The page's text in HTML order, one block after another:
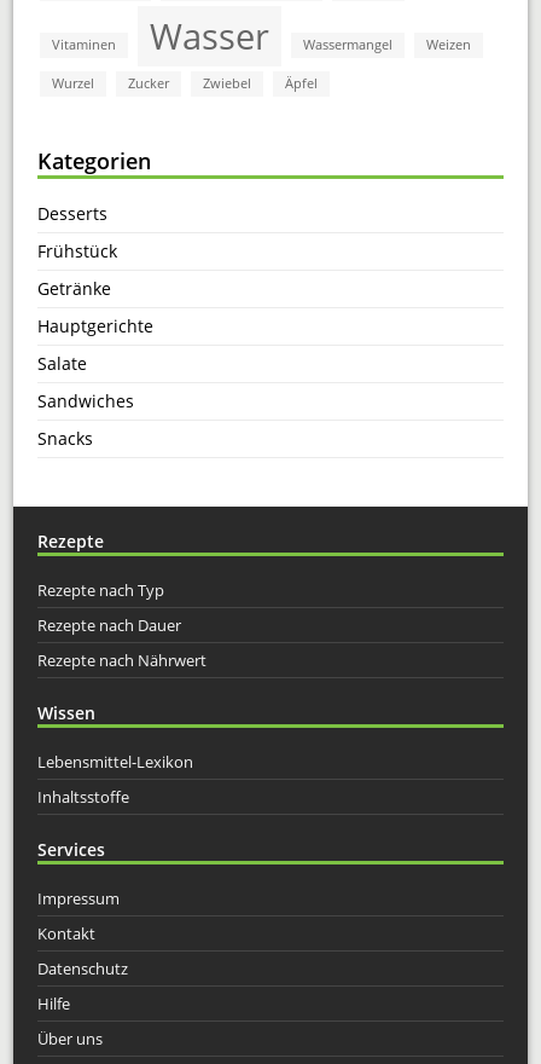
Vitaminen Wasser Wassermangel Weizen
Wurzel Zucker Zwiebel Äpfel
Kategorien
Desserts
Frühstück
Getränke
Hauptgerichte
Salate
Sandwiches
Snacks
Rezepte
Rezepte nach Typ
Rezepte nach Dauer
Rezepte nach Nährwert
Wissen
Lebensmittel-Lexikon
Inhaltsstoffe
Services
Impressum
Kontakt
Datenschutz
Hilfe
Über uns